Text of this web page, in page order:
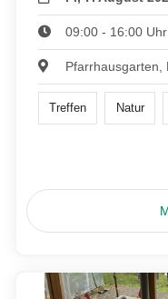
09:00 - 16:00 Uhr
Pfarrhausgarten,
Treffen Natur